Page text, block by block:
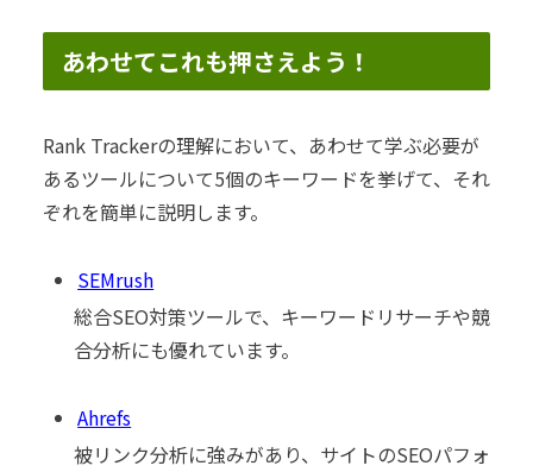
あわせてこれも押さえよう！
Rank Trackerの理解において、あわせて学ぶ必要が
あるツールについて5個のキーワードを挙げて、それ
ぞれを簡単に説明します。
SEMrush
総合SEO対策ツールで、キーワードリサーチや競
合分析にも優れています。
Ahrefs
被リンク分析に強みがあり、サイトのSEOパフォ